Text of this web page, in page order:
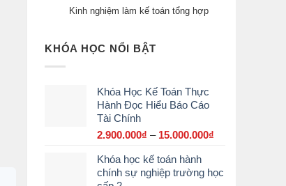
Kinh nghiệm làm kế toán tổng hợp
KHÓA HỌC NỔI BẬT
Khóa Học Kế Toán Thực
Hành Đọc Hiểu Báo Cáo
Tài Chính
2.900.000₫ – 15.000.000₫
2.900.000₫
Khóa học kế toán hành
chính sự nghiệp trường học